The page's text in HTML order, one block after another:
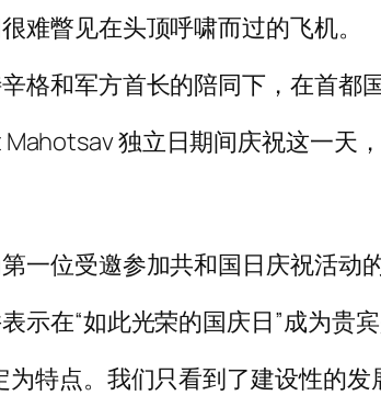
难瞥见在头顶呼啸而过的飞机。
格和军方首长的陪同下，在首都
独立日期间庆祝这一天
一位受邀参加共和国日庆祝活动的
在“如此光荣的国庆日”成为贵宾
特点​​。我们只看到了建设性的发